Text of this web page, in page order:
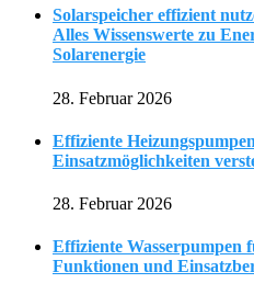
Solarspeicher effizient
Alles Wissenswerte zu
Solarenergie
28. Februar 2026
Effiziente
Einsatzmöglichkeiten
28. Februar 2026
Effiziente Wasserpumpen
Funktionen und